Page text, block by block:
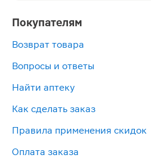
Покупателям
Возврат товара
Вопросы и ответы
Найти аптеку
Как сделать заказ
Правила применения скидок
Оплата заказа